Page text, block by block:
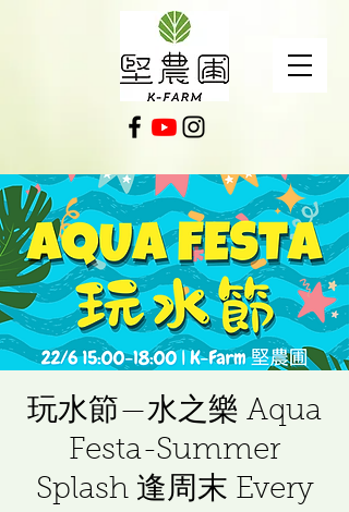
玩水節—水之樂 Aqua
Festa-Summer
Splash 逢周末 Every